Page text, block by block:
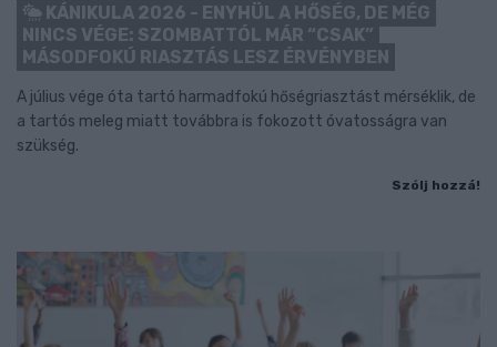
KÁNIKULA 2026 - ENYHÜL A HŐSÉG, DE MÉG
NINCS VÉGE: SZOMBATTÓL MÁR “CSAK”
MÁSODFOKÚ RIASZTÁS LESZ ÉRVÉNYBEN
A július vége óta tartó harmadfokú hőségriasztást mérséklik, de
a tartós meleg miatt továbbra is fokozott óvatosságra van
szükség.
Szólj hozzá!